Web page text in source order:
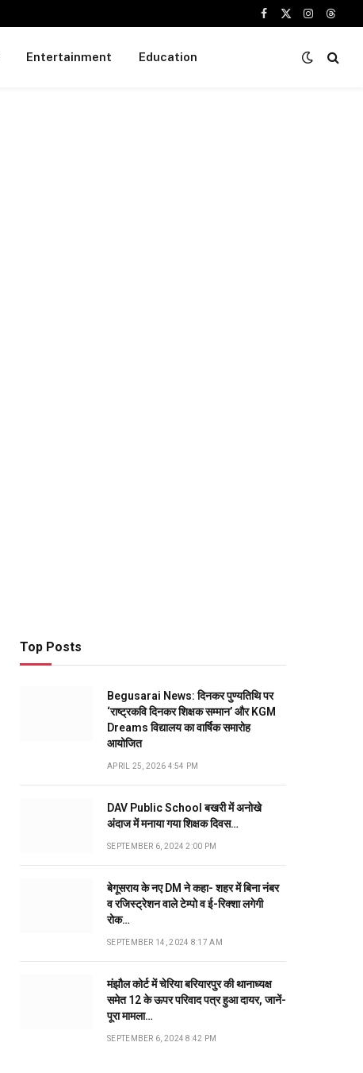
Facebook
X
Instagram
Entertainment Education
Top Posts
Begusarai News: दिनकर पुण्यतिथि पर
‘राष्ट्रकवि दिनकर शिक्षक सम्मान’ और KGM
Dreams विद्यालय का वार्षिक समारोह
आयोजित
APRIL 25, 2026 4:54 PM
DAV Public School बखरी में अनोखे
अंदाज में मनाया गया शिक्षक दिवस…
SEPTEMBER 6, 2024 2:00 PM
बेगूसराय के नए DM ने कहा- शहर में बिना नंबर
व रजिस्ट्रेशन वाले टेम्पो व ई-रिक्शा लगेगी
रोक…
SEPTEMBER 14, 2024 8:17 AM
मंझौल कोर्ट में चेरिया बरियारपुर की थानाध्यक्ष
समेत 12 के ऊपर परिवाद पत्र हुआ दायर, जानें-
पूरा मामला…
SEPTEMBER 6, 2024 8:42 PM